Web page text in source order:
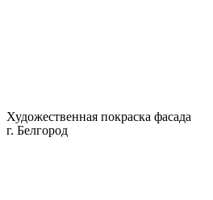
Художественная покраска фасада
г. Белгород